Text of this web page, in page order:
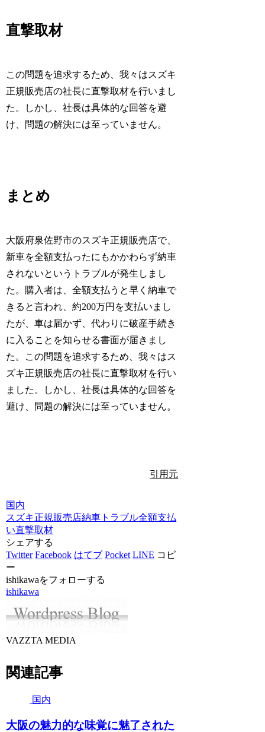
直撃取材
この問題を追求するため、我々はスズキ
正規販売店の社長に直撃取材を行いまし
た。しかし、社長は具体的な回答を避
け、問題の解決には至っていません。
まとめ
大阪府泉佐野市のスズキ正規販売店で、
新車を全額支払ったにもかかわらず納車
されないというトラブルが発生しまし
た。購入者は、全額支払うと早く納車で
きると言われ、約200万円を支払いまし
たが、車は届かず、代わりに破産手続き
に入ることを知らせる書面が届きまし
た。この問題を追求するため、我々はス
ズキ正規販売店の社長に直撃取材を行い
ました。しかし、社長は具体的な回答を
避け、問題の解決には至っていません。
引用元
国内
スズキ 正規販売店納車トラブル全額支払
い直撃取材
シェアする
Twitter Facebook はてブ Pocket LINE コピ
ー
ishikawaをフォローする
ishikawa
VAZZTA MEDIA
関連記事
国内
大阪の魅力的な味覚に魅了された